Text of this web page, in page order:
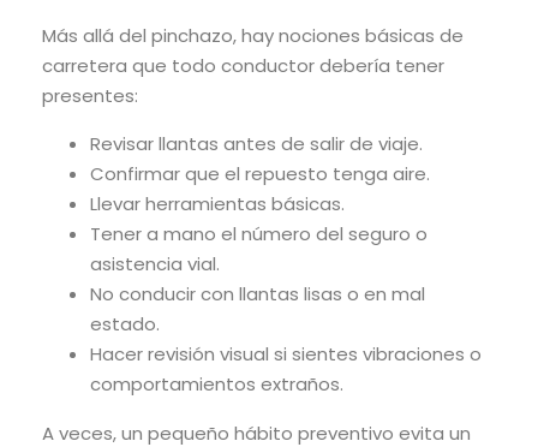
Más allá del pinchazo, hay nociones básicas de
carretera que todo conductor debería tener
presentes:
Revisar llantas antes de salir de viaje.
Confirmar que el repuesto tenga aire.
Llevar herramientas básicas.
Tener a mano el número del seguro o
asistencia vial.
No conducir con llantas lisas o en mal
estado.
Hacer revisión visual si sientes vibraciones o
comportamientos extraños.
A veces, un pequeño hábito preventivo evita un